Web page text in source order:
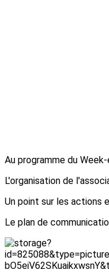
Au programme du Week-
L'organisation de
Un point sur les actions
Le plan de